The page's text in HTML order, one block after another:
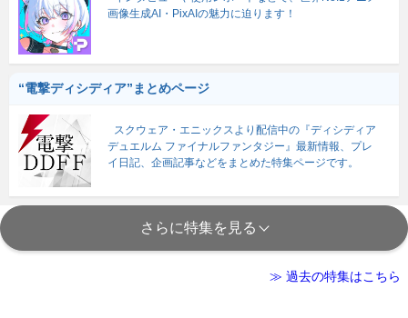
画像生成AI・PixAIの魅力に迫ります！
“電撃ディシディア”まとめページ
スクウェア・エニックスより配信中の『ディシディア
デュエルム ファイナルファンタジー』最新情報、プレ
イ日記、企画記事などをまとめた特集ページです。
さらに特集を見る
≫ 過去の特集はこちら